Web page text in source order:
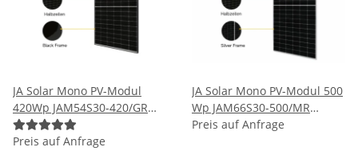
JA Solar Mono PV-Modul
420Wp JAM54S30-420/GR
Rahmen Schwarz Solarpanel
Preis auf Anfrage
JA Solar Mono PV-Modul 500
Wp JAM66S30-500/MR
Rahmen Silber Solarpanel
Preis auf Anfrage